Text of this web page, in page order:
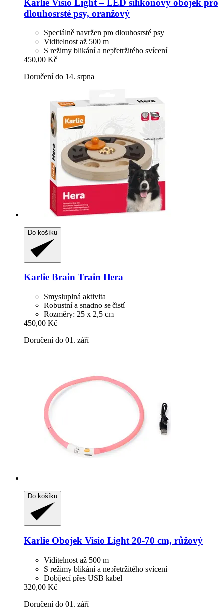
Karlie Visio Light – LED silikonový obojek pro
dlouhosrsté psy, oranžový
Speciálně navržen pro dlouhosrsté psy
Viditelnost až 500 m
S režimy blikání a nepřetržitého svícení
450,00 Kč
Doručení do 14. srpna
Do košíku
Karlie Brain Train Hera
Smysluplná aktivita
Robustní a snadno se čistí
Rozměry: 25 x 2,5 cm
450,00 Kč
Doručení do 01. září
Do košíku
Karlie Obojek Visio Light 20-​70 cm, růžový
Viditelnost až 500 m
S režimy blikání a nepřetržitého svícení
Dobíjecí přes USB kabel
320,00 Kč
Doručení do 01. září